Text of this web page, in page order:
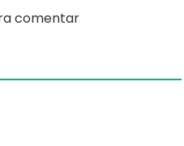
comentar